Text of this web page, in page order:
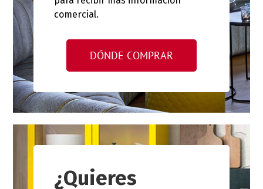
comercial.
DÓNDE COMPRAR
¿Quieres